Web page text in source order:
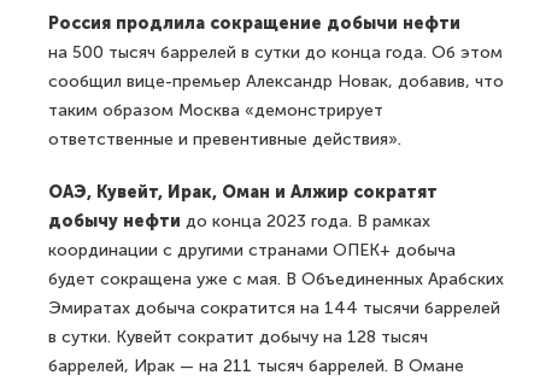
Россия продлила сокращение добычи нефти
на 500 тысяч баррелей в сутки до конца года. Об этом
сообщил вице-премьер Александр Новак, добавив, что
таким образом Москва «демонстрирует
ответственные и превентивные действия».
ОАЭ, Кувейт, Ирак, Оман и Алжир сократят
добычу нефти до конца 2023 года. В рамках
координации с другими странами ОПЕК+ добыча
будет сокращена уже с мая. В Объединенных Арабских
Эмиратах добыча сократится на 144 тысячи баррелей
в сутки. Кувейт сократит добычу на 128 тысяч
баррелей, Ирак — на 211 тысяч баррелей. В Омане